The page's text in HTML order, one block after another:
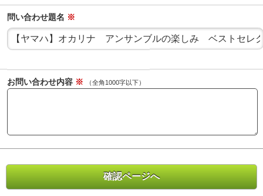
問い合わせ題名 ※
お問い合わせ内容 ※ （全角1000字以下）